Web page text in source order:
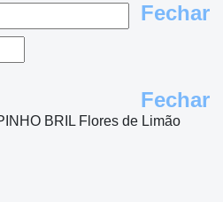
Fechar
Fechar
BRIL Flores de Limão